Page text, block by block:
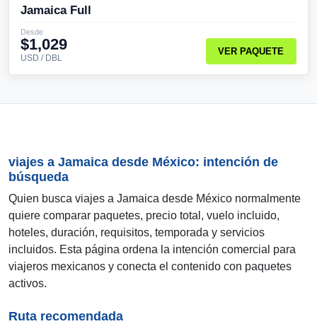
Jamaica Full
Desde
$1,029
USD / DBL
VER PAQUETE
viajes a Jamaica desde México: intención de
búsqueda
Quien busca viajes a Jamaica desde México normalmente
quiere comparar paquetes, precio total, vuelo incluido,
hoteles, duración, requisitos, temporada y servicios
incluidos. Esta página ordena la intención comercial para
viajeros mexicanos y conecta el contenido con paquetes
activos.
Ruta recomendada